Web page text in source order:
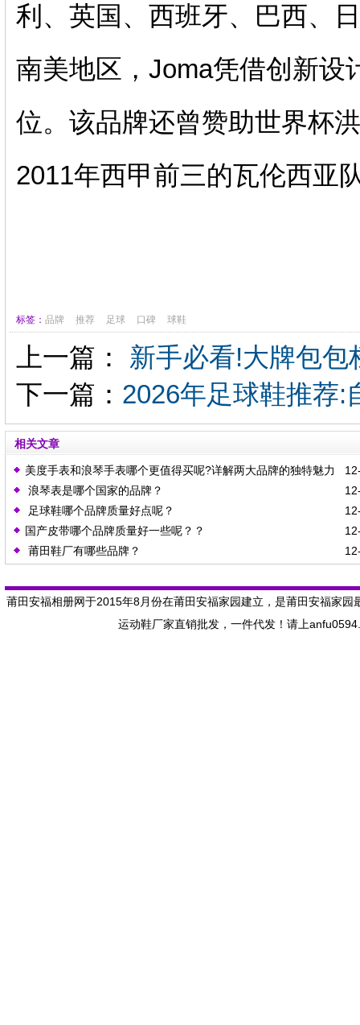
利、英国、西班牙、巴西、
南美地区，Joma凭借创新设
位。该品牌还曾赞助世界杯
2011年西甲前三的瓦伦西亚
标签： 品牌 推荐 足球 口碑 球鞋
上一篇：
新手必看!大牌包包
下一篇： 2026年足球鞋推荐:
相关文章
美度手表和浪琴手表哪个更值得买呢?详解两大品牌的独特魅力
浪琴表是哪个国家的品牌？
足球鞋哪个品牌质量好点呢？
国产皮带哪个品牌质量好一些呢？？
莆田鞋厂有哪些品牌？
莆田安福相册网于2015年8月份在莆田安福家园建立，是莆田安福家
运动鞋厂家直销批发，一件代发！请上